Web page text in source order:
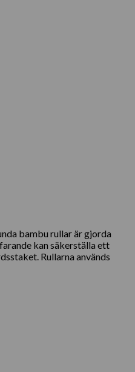
bambu rullar är gjorda
kan säkerställa ett
Rullarna används